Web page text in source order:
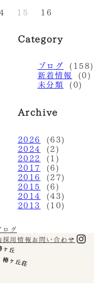
15 16
Category
ブログ (158)
新着情報
(0)
未分類 (0)
Archive
2026
(63)
2024
(2)
2022
(1)
2017
(6)
2016
(27)
2015
(6)
2014
(43)
2013
(10)
ログ
採用情報 お問い合わせ